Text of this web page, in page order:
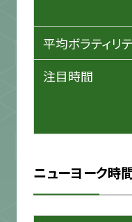
平均ボラティリ
注目時間
ニューヨーク時